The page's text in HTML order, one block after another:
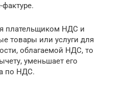
плательщиком НДС и
товары или услуги для
облагаемой НДС, то
уменьшает его
по НДС.